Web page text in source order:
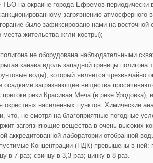
на окраине города Ефремов периодически
загрязнению атмосферного
было зафиксировано нами на восточной
места жительства жгли костры);
не оборудована наблюдательными
канава вдоль западной границы полигона
воды), который является чрезвычайно
загрязняющие вещества
реки Красивая Меча (в реке Уродовка),
окрестных населенных пунктов. Химические
что, не смотря на благоприятные погодные
загрязняющие вещества в очень высоких
аккредитованной лаборатории отобранной
Концентрации (ПДК) превышены в ней:
в 7 раз; свинцу в 3,3 раз; цинку в 8 раз.